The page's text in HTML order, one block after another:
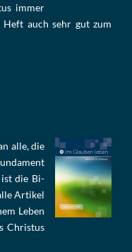
im­mer
auch sehr gut zum
alle, die
ist die Bi­
Ar­ti­kel
Le­ben
Chris­tus